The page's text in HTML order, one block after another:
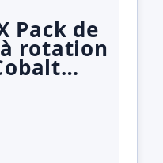
Pack de
rotation